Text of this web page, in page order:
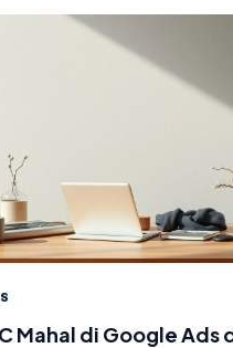
Mahal di Google Ads